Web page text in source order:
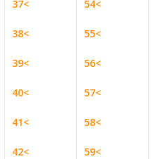
37<
38<
39<
40<
41<
42<
54<
55<
56<
57<
58<
59<